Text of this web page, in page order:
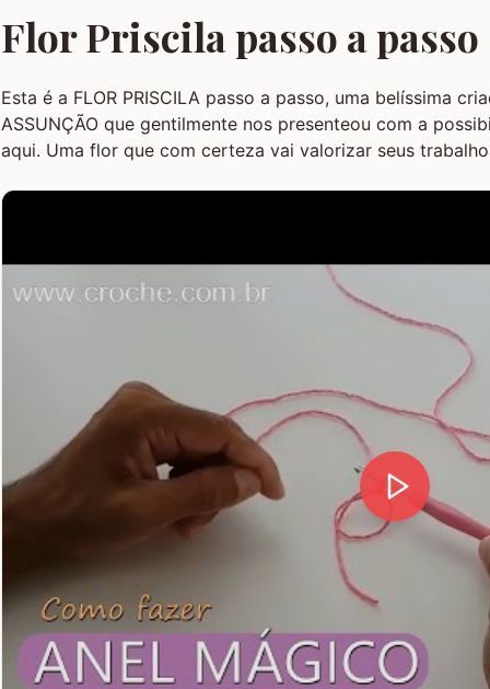
Flor Priscila passo a passo
Esta é a FLOR PRISCILA passo a passo, uma belíssima
ASSUNÇÃO que gentilmente nos presenteou com a
aqui. Uma flor que com certeza vai valorizar seus